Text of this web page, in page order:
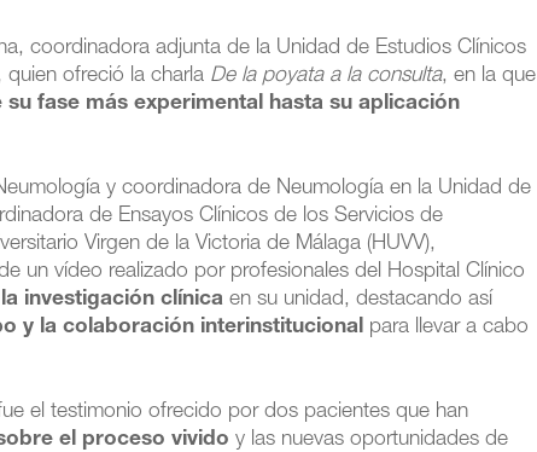
coordinadora adjunta de la Unidad de Estudios Clínicos
quien ofreció la charla De la poyata a la consulta, en la que
su fase más experimental hasta su aplicación
y coordinadora de Neumología en la Unidad de
de Ensayos Clínicos de los Servicios de
Virgen de la Victoria de Málaga (HUVV),
un vídeo realizado por profesionales del Hospital Clínico
investigación clínica en su unidad, destacando así
y la colaboración interinstitucional para llevar a cabo
el testimonio ofrecido por dos pacientes que han
el proceso vivido y las nuevas oportunidades de